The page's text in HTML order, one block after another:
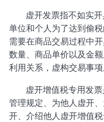
虚开发票指不如实
单位和个人为了达到偷
需要在商品交易过程中
数量、商品单价以及金
利用关系，虚构交易事项
虚开增值税专用发
管理规定、为他人虚开
开、介绍他人虚开增值